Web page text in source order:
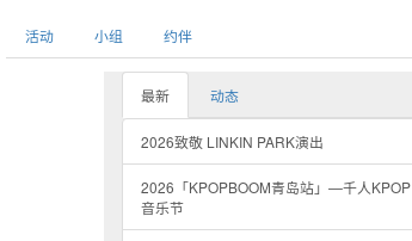
活动 小组 约伴
最新 动态
2026致敬 LINKIN PARK演出
2026「KPOPBOOM青岛站」—千人KPOP
音乐节